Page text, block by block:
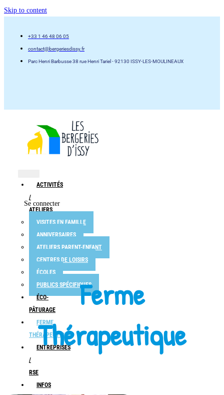
Skip to content
+33 1 46 48 06 05
contact@bergeriesdissy.fr
Parc Henri Barbusse 38 rue Henri Tariel - 92130 ISSY-LES-MOULINEAUX
ACTIVITÉS
/
ATELIERS
VISITES EN FAMILLE
ANNIVERSAIRES
ATELIERS PARENT-ENFANT
CENTRES DE LOISIRS
ÉCOLES
PUBLICS SPÉCIFIQUES
ÉCO-
PÂTURAGE
FERME
THÉRAPEUTIQUE
ENTREPRISES
/
RSE
INFOS
Se connecter
Ferme
Thérapeutique